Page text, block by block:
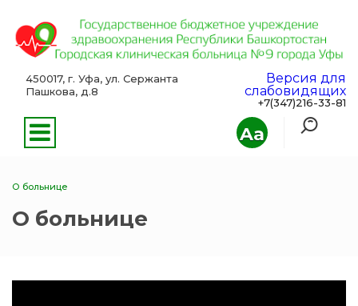
Aa
450017, г. Уфа, ул. Сержанта
Пашкова, д.8
Версия для
слабовидящих
+7(347)216-33-81
О больнице
О больнице